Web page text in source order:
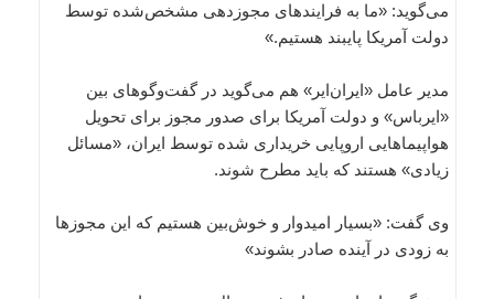
می‌گوید: «ما به فرایندهای مجوزدهی مشخص‌شده توسط
دولت آمریکا پایبند هستیم.»
مدیر عامل «ایران‌ایر» هم می‌گوید در گفت‌وگوهای بین
«ایرباس» و دولت آمریکا برای صدور مجوز برای تحویل
هواپیماهایی اروپایی خریداری شده توسط ایران، «مسائل
زیادی» هستند که باید مطرح شوند.
وی گفت: «بسیار امیدوار و خوش‌بین هستیم که این مجوزها
به زودی در آینده صادر بشوند»